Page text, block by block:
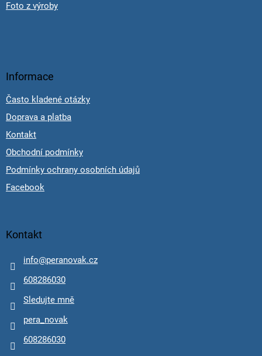
Foto z výroby
Informace
Často kladené otázky
Doprava a platba
Kontakt
Obchodní podmínky
Podmínky ochrany osobních údajů
Facebook
Kontakt
info@peranovak.cz
608286030
Sledujte mně
pera_novak
608286030